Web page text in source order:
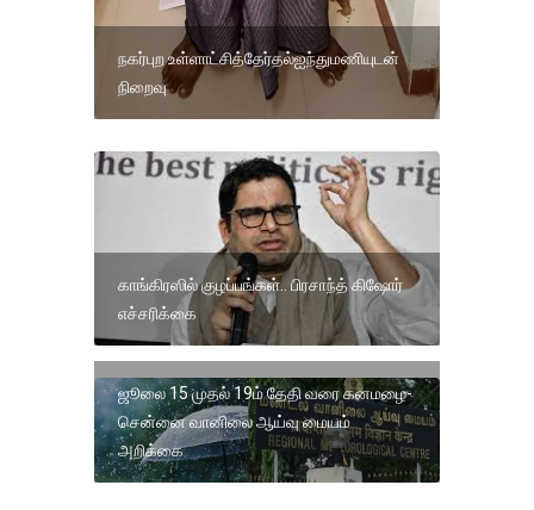
நகர்புற உள்ளாட்சித்தேர்தல்ஐந்துமணியுடன்
நிறைவு
காங்கிரஸில் குழப்பங்கள்.. பிரசாந்த் கிஷோர்
எச்சரிக்கை
ஜூலை 15 முதல் 19ம் தேதி வரை கனமழை-
சென்னை வானிலை ஆய்வு மையம்
அறிக்கை